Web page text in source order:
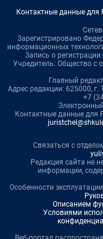
Контактные данные для
Зарегистрировано
информационных
Запись о
Учредитель: Общество с
Главный
Адрес редакции: 625000,
+7
Контактные данные для
Связаться с
Редакция сайта не
информации,
Особенности
Описанием
Условиями